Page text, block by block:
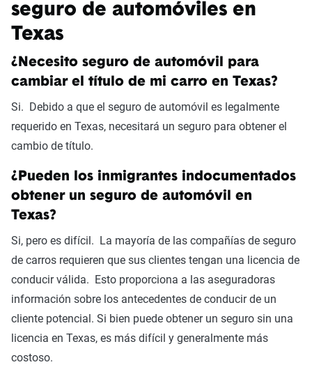
seguro de automóviles en
Texas
¿Necesito seguro de automóvil para
cambiar el título de mi carro en Texas?
Si. Debido a que el seguro de automóvil es legalmente
requerido en Texas, necesitará un seguro para obtener el
cambio de título.
¿Pueden los inmigrantes indocumentados
obtener un seguro de automóvil en
Texas?
Si, pero es difícil. La mayoría de las compañías de seguro
de carros requieren que sus clientes tengan una licencia de
conducir válida. Esto proporciona a las aseguradoras
información sobre los antecedentes de conducir de un
cliente potencial. Si bien puede obtener un seguro sin una
licencia en Texas, es más difícil y generalmente más
costoso.